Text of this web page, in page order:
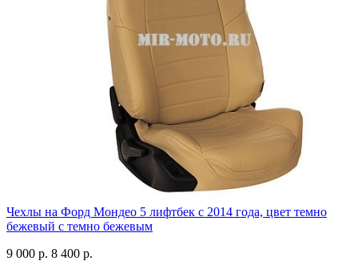
Чехлы на Форд Мондео 5 лифтбек с 2014 года, цвет темно
бежевый с темно бежевым
9 000 р. 8 400 р.